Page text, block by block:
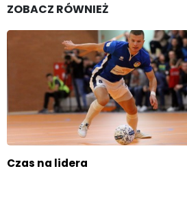
ZOBACZ RÓWNIEŻ
Czas na lidera